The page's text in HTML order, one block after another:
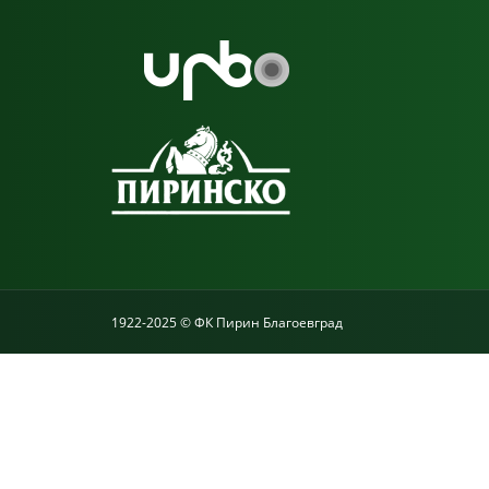
1922-2025 © ФК Пирин Благоевград